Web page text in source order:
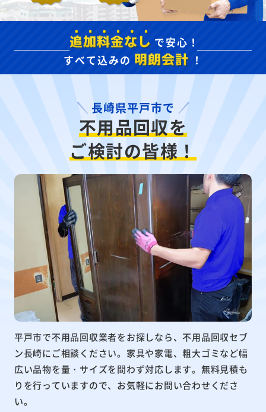
追加料金なし で安心！
すべて込みの 明朗会計 ！
長崎県平戸市で
不用品回収を
ご検討の皆様！
平戸市で不用品回収業者をお探しなら、不用品回収セブ
ン長崎にご相談ください。家具や家電、粗大ゴミなど幅
広い品物を量・サイズを問わず対応します。無料見積も
りを行っていますので、お気軽にお問い合わせくださ
い。